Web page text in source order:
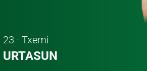
23 · Txemi
URTASUN